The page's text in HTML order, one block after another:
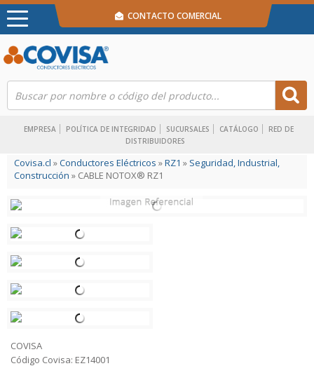
EMPRESA POLÍTICA DE INTEGRIDAD SUCURSALES CATÁLOGO
RED DE
DISTRIBUIDORES
CONTACTO COMERCIAL
Covisa.cl »Conductores Eléctricos »RZ1 » Seguridad, Industrial,
Construcción » CABLE NOTOX® RZ1
COVISA
Código Covisa: EZ14001